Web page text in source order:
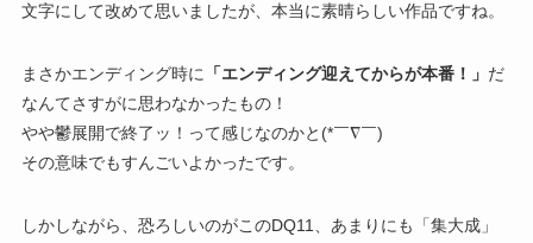
文字にして改めて思いましたが、本当に素晴らしい作品ですね。
まさかエンディング時に 「エンディング迎えてからが本番！」 だ
なんてさすがに思わなかったもの！
やや鬱展開で終了ッ！って感じなのかと(*￣∇￣)
その意味でもすんごいよかったです。
しかしながら、恐ろしいのがこのDQ11、あまりにも「集大成」